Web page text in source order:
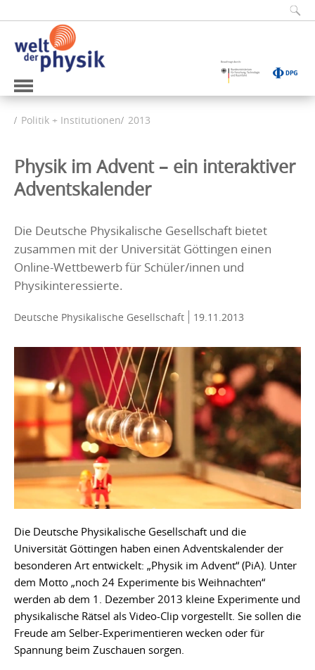
Politik + Institutionen 2013
Physik im Advent – ein interaktiver
Adventskalender
Die Deutsche Physikalische Gesellschaft bietet
zusammen mit der Universität Göttingen einen
Online-Wettbewerb für Schüler/innen und
Physikinteressierte.
Deutsche Physikalische Gesellschaft 19.11.2013
Die Deutsche Physikalische Gesellschaft und die
Universität Göttingen haben einen Adventskalender der
besonderen Art entwickelt: „Physik im Advent“ (PiA). Unter
dem Motto „noch 24 Experimente bis Weihnachten“
werden ab dem 1. Dezember 2013 kleine Experimente und
physikalische Rätsel als Video-Clip vorgestellt. Sie sollen die
Freude am Selber-Experimentieren wecken oder für
Spannung beim Zuschauen sorgen.